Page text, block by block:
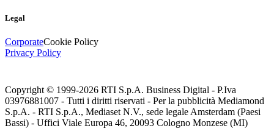
Legal
CorporateCookie Policy
Privacy Policy
Copyright © 1999-2026 RTI S.p.A. Business Digital - P.Iva
03976881007 - Tutti i diritti riservati - Per la pubblicità Mediamond
S.p.A. - RTI S.p.A., Mediaset N.V., sede legale Amsterdam (Paesi
Bassi) - Uffici Viale Europa 46, 20093 Cologno Monzese (MI)